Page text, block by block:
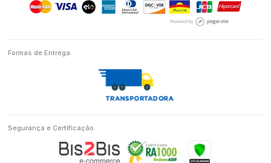
Formas de Entrega
Segurança e Certificação